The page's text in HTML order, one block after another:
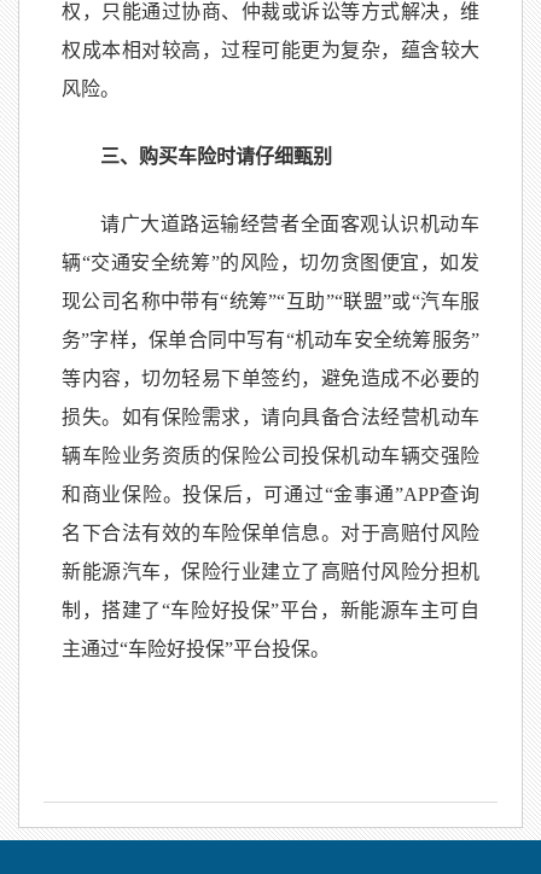
权，只能通过协商、仲裁或诉讼等方式解决，维
权成本相对较高，过程可能更为复杂，蕴含较大
风险。
三、购买车险时请仔细甄别
请广大道路运输经营者全面客观认识机动车
辆“交通安全统筹”的风险，切勿贪图便宜，如发
现公司名称中带有“统筹”“互助”“联盟”或“汽车服
务”字样，保单合同中写有“机动车安全统筹服务”
等内容，切勿轻易下单签约，避免造成不必要的
损失。如有保险需求，请向具备合法经营机动车
辆车险业务资质的保险公司投保机动车辆交强险
和商业保险。投保后，可通过“金事通”APP查询
名下合法有效的车险保单信息。对于高赔付风险
新能源汽车，保险行业建立了高赔付风险分担机
制，搭建了“车险好投保”平台，新能源车主可自
主通过“车险好投保”平台投保。